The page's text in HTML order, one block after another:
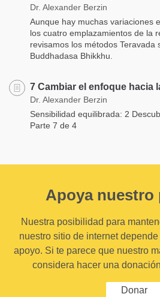
Dr. Alexander Berzin
Aunque hay muchas variaciones
los cuatro emplazamientos de la
revisamos los métodos Teravada
Buddhadasa Bhikkhu.
7 Cambiar el enfoque hacia
Dr. Alexander Berzin
Sensibilidad equilibrada: 2
Parte 7 de 4
Apoya nuestro
Nuestra posibilidad para
nuestro sitio de internet
apoyo. Si te parece que nuestro
considera hacer una
Donar